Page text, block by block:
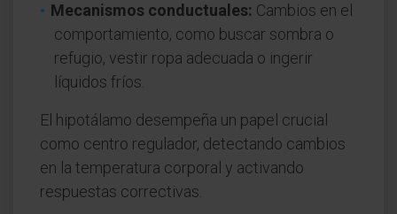
Mecanismos conductuales: Cambios en el
comportamiento, como buscar sombra o
refugio, vestir ropa adecuada o ingerir
líquidos fríos.
El hipotálamo desempeña un papel crucial
como centro regulador, detectando cambios
en la temperatura corporal y activando
respuestas correctivas.